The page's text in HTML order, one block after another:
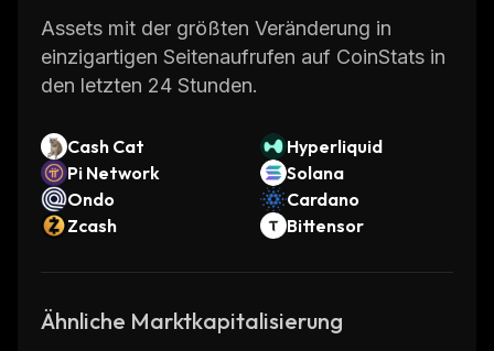
Assets mit der größten Veränderung in
einzigartigen Seitenaufrufen auf CoinStats in
den letzten 24 Stunden.
Cash Cat
Hyperliquid
Pi Network
Solana
Ondo
Cardano
Zcash
Bittensor
Ähnliche Marktkapitalisierung